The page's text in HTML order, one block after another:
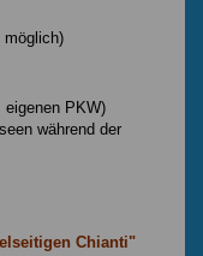
möglich)
PKW)
während der
Chianti"